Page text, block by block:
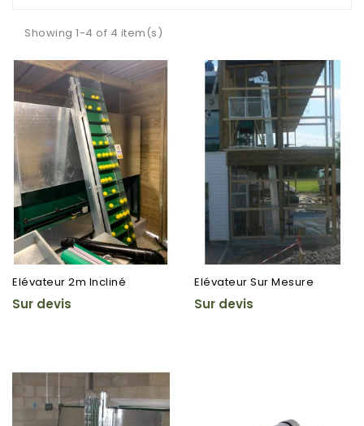
Showing 1-4 of 4 item(s)
Elévateur 2m Incliné
Sur devis
Elévateur Sur Mesure
Sur devis